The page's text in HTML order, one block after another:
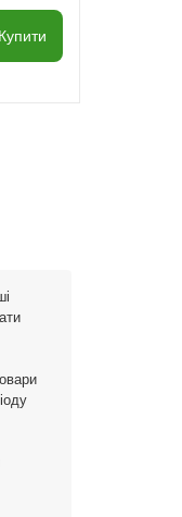
Купити